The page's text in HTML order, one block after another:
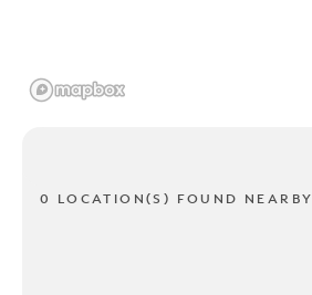
0 LOCATION(S) FOUND NEARBY